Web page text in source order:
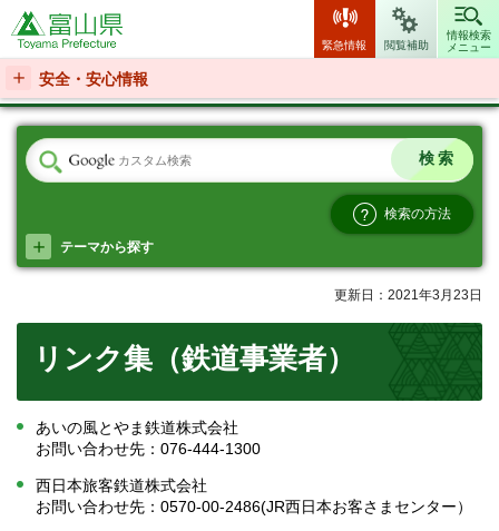
富山県
緊急情報 閲覧補助
情報検索
メニュー
安全・安心情報
検索の方法
テーマから探す
更新日：2021年3月23日
リンク集（鉄道事業者）
あいの風とやま鉄道株式会社
お問い合わせ先：076-444-1300
西日本旅客鉄道株式会社
お問い合わせ先：0570-00-2486(JR西日本お客さまセンター）